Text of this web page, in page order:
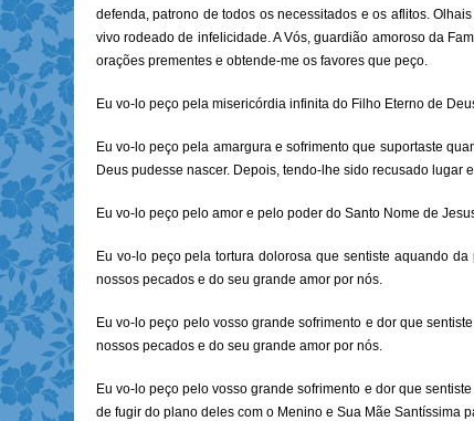
defenda, patrono de todos os necessitados e os aflitos.
vivo rodeado de infelicidade. A Vós, guardião amoroso da
orações prementes e obtende-me os favores que peço.
Eu vo-lo peço pela misericórdia infinita do Filho Eterno de
Eu vo-lo peço pela amargura e sofrimento que suportaste
Deus pudesse nascer. Depois, tendo-lhe sido recusado lugar
Eu vo-lo peço pelo amor e pelo poder do Santo Nome de
Eu vo-lo peço pela tortura dolorosa que sentiste aquando
nossos pecados e do seu grande amor por nós.
Eu vo-lo peço pelo vosso grande sofrimento e dor que
nossos pecados e do seu grande amor por nós.
Eu vo-lo peço pelo vosso grande sofrimento e dor que
de fugir do plano deles com o Menino e Sua Mãe Santíssima